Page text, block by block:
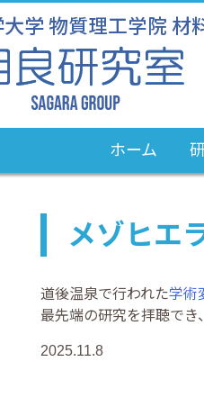
ホーム
メゾヒエ
道後温泉で行われた学術
最先端の研究を拝聴でき
2025.11.8